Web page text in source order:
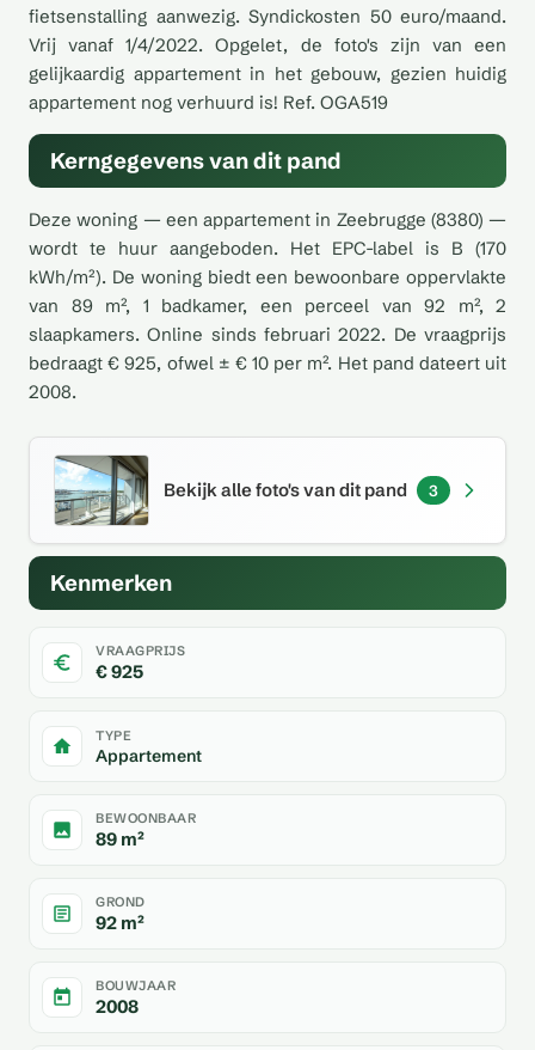
fietsenstalling aanwezig. Syndickosten 50 euro/maand.
Vrij vanaf 1/4/2022. Opgelet, de foto's zijn van een
gelijkaardig appartement in het gebouw, gezien huidig
appartement nog verhuurd is! Ref. OGA519
Kerngegevens van dit pand
Deze woning — een appartement in Zeebrugge (8380) —
wordt te huur aangeboden. Het EPC-label is B (170
kWh/m²). De woning biedt een bewoonbare oppervlakte
van 89 m², 1 badkamer, een perceel van 92 m², 2
slaapkamers. Online sinds februari 2022. De vraagprijs
bedraagt € 925, ofwel ± € 10 per m². Het pand dateert uit
2008.
Bekijk alle foto's van dit pand 3
Kenmerken
VRAAGPRIJS
€ 925
TYPE
Appartement
BEWOONBAAR
89 m²
GROND
92 m²
BOUWJAAR
2008